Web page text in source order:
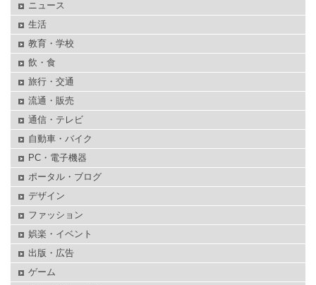
ニュース
生活
教育・学校
飲・食
旅行・交通
流通・販売
通信・テレビ
自動車・バイク
PC・電子機器
ポータル・ブログ
デザイン
ファッション
娯楽・イベント
出版・広告
ゲーム